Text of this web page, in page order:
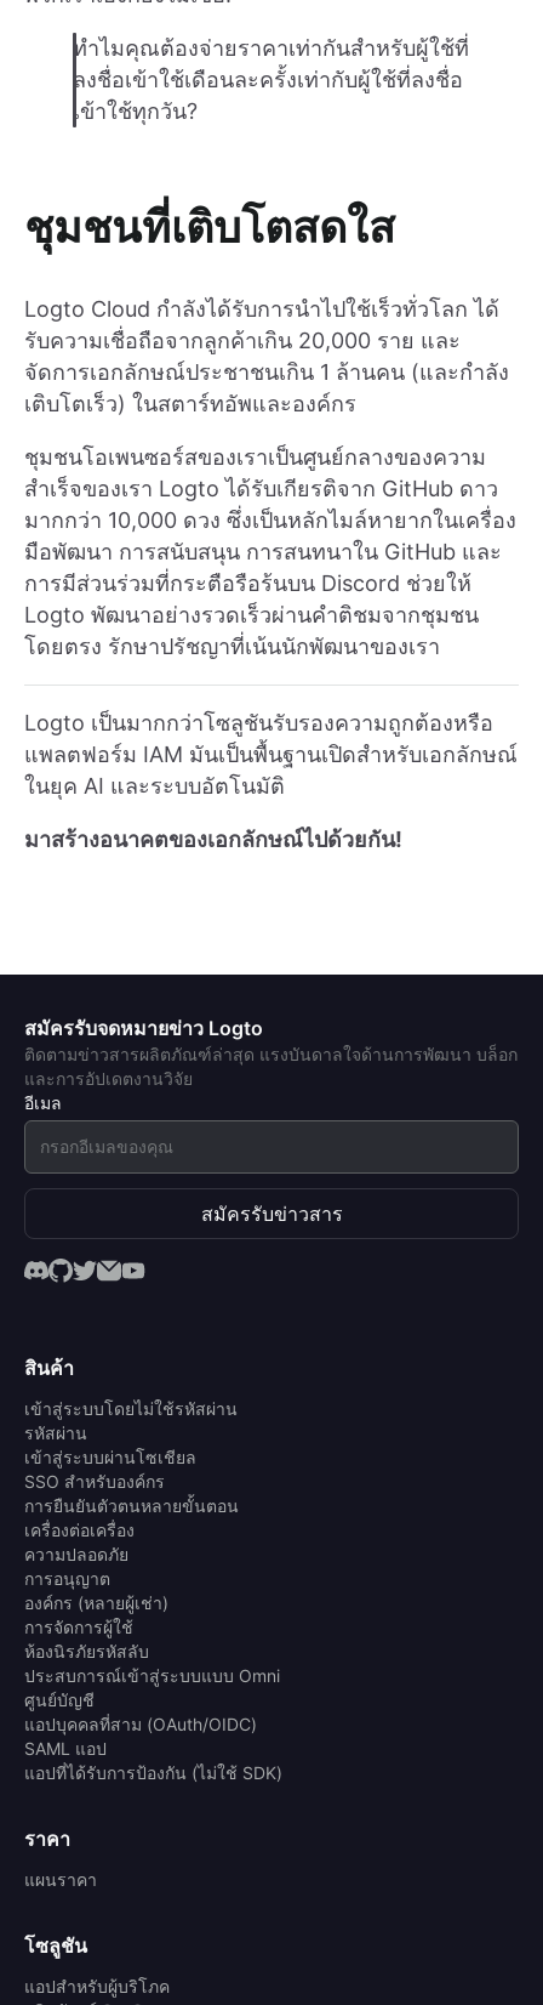
ทำไมคุณต้องจ่ายราคาเท่ากันสำหรับผู้ใช้ที่
ลงชื่อเข้าใช้เดือนละครั้งเท่ากับผู้ใช้ที่ลงชื่อ
เข้าใช้ทุกวัน?
ชุมชนที่เติบโตสดใส
Logto Cloud กำลังได้รับการนำไปใช้เร็วทั่วโลก ได้
รับความเชื่อถือจากลูกค้าเกิน 20,000 ราย และ
จัดการเอกลักษณ์ประชาชนเกิน 1 ล้านคน (และกำลัง
เติบโตเร็ว) ในสตาร์ทอัพและองค์กร
ชุมชนโอเพนซอร์สของเราเป็นศูนย์กลางของความ
สำเร็จของเรา Logto ได้รับเกียรติจาก GitHub ดาว
มากกว่า 10,000 ดวง ซึ่งเป็นหลักไมล์หายากในเครื่อง
มือพัฒนา การสนับสนุน การสนทนาใน GitHub และ
การมีส่วนร่วมที่กระตือรือร้นบน Discord ช่วยให้
Logto พัฒนาอย่างรวดเร็วผ่านคำติชมจากชุมชน
โดยตรง รักษาปรัชญาที่เน้นนักพัฒนาของเรา
Logto เป็นมากกว่าโซลูชันรับรองความถูกต้องหรือ
แพลตฟอร์ม IAM มันเป็นพื้นฐานเปิดสำหรับเอกลักษณ์
ในยุค AI และระบบอัตโนมัติ
มาสร้างอนาคตของเอกลักษณ์ไปด้วยกัน!
สมัครรับจดหมายข่าว Logto
ติดตามข่าวสารผลิตภัณฑ์ล่าสุด แรงบันดาลใจด้านการพัฒนา บล็อก
และการอัปเดตงานวิจัย
อีเมล
สมัครรับข่าวสาร
สินค้า
เข้าสู่ระบบโดยไม่ใช้รหัสผ่าน
รหัสผ่าน
เข้าสู่ระบบผ่านโซเชียล
SSO สำหรับองค์กร
การยืนยันตัวตนหลายขั้นตอน
เครื่องต่อเครื่อง
ความปลอดภัย
การอนุญาต
องค์กร (หลายผู้เช่า)
การจัดการผู้ใช้
ห้องนิรภัยรหัสลับ
ประสบการณ์เข้าสู่ระบบแบบ Omni
ศูนย์บัญชี
แอปบุคคลที่สาม (OAuth/OIDC)
SAML แอป
แอปที่ได้รับการป้องกัน (ไม่ใช้ SDK)
ราคา
แผนราคา
โซลูชัน
แอปสำหรับผู้บริโภค